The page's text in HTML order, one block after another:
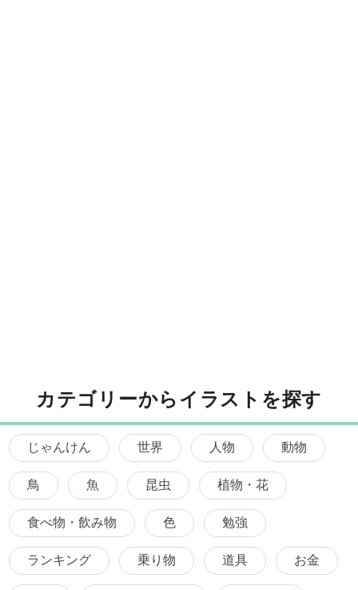
カテゴリーからイラストを探す
じゃんけん 世界 人物 動物
鳥 魚 昆虫 植物・花
食べ物・飲み物 色 勉強
ランキング 乗り物 道具 お金